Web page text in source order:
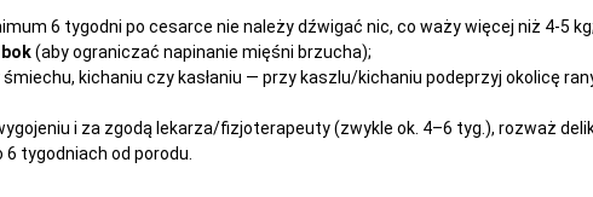
6 tygodni po cesarce nie należy dźwigać nic, co waży więcej niż 4-5 kg;
(aby ograniczać napinanie mięśni brzucha);
kichaniu czy kasłaniu — przy kaszlu/kichaniu podeprzyj okolicę
i za zgodą lekarza/fizjoterapeuty (zwykle ok. 4–6 tyg.), rozważ
6 tygodniach od porodu.